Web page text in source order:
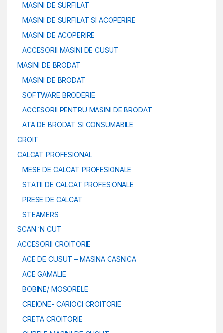
MASINI DE SURFILAT
MASINI DE SURFILAT SI ACOPERIRE
MASINI DE ACOPERIRE
ACCESORII MASINI DE CUSUT
MASINI DE BRODAT
MASINI DE BRODAT
SOFTWARE BRODERIE
ACCESORII PENTRU MASINI DE BRODAT
ATA DE BRODAT SI CONSUMABILE
CROIT
CALCAT PROFESIONAL
MESE DE CALCAT PROFESIONALE
STATII DE CALCAT PROFESIONALE
PRESE DE CALCAT
STEAMERS
SCAN ‘N CUT
ACCESORII CROITORIE
ACE DE CUSUT – MASINA CASNICA
ACE GAMALIE
BOBINE/ MOSORELE
CREIONE- CARIOCI CROITORIE
CRETA CROITORIE